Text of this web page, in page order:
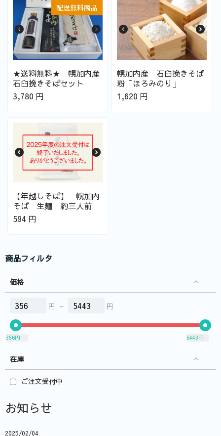
商品フィルタ
価格
円 – 円
356円 5443円
在庫
ご注文受付中
お知らせ
2025/02/04
配送無料商品
★送料無料★ 幌加内産
石臼挽きそばセット
3,780 円
幌加内産 石臼挽きそば
粉「ほろみのり」
1,620 円
【年越しそば】 幌加内
そば 生麺 約三人前
594 円